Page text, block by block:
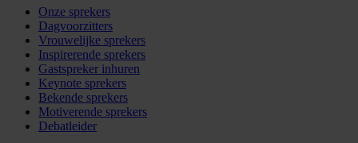
Onze sprekers
Dagvoorzitters
Vrouwelijke sprekers
Inspirerende sprekers
Gastspreker inhuren
Keynote sprekers
Bekende sprekers
Motiverende sprekers
Debatleider